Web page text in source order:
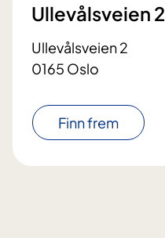
Ullevålsveien 2
Ullevålsveien 2
0165 Oslo
Finn frem